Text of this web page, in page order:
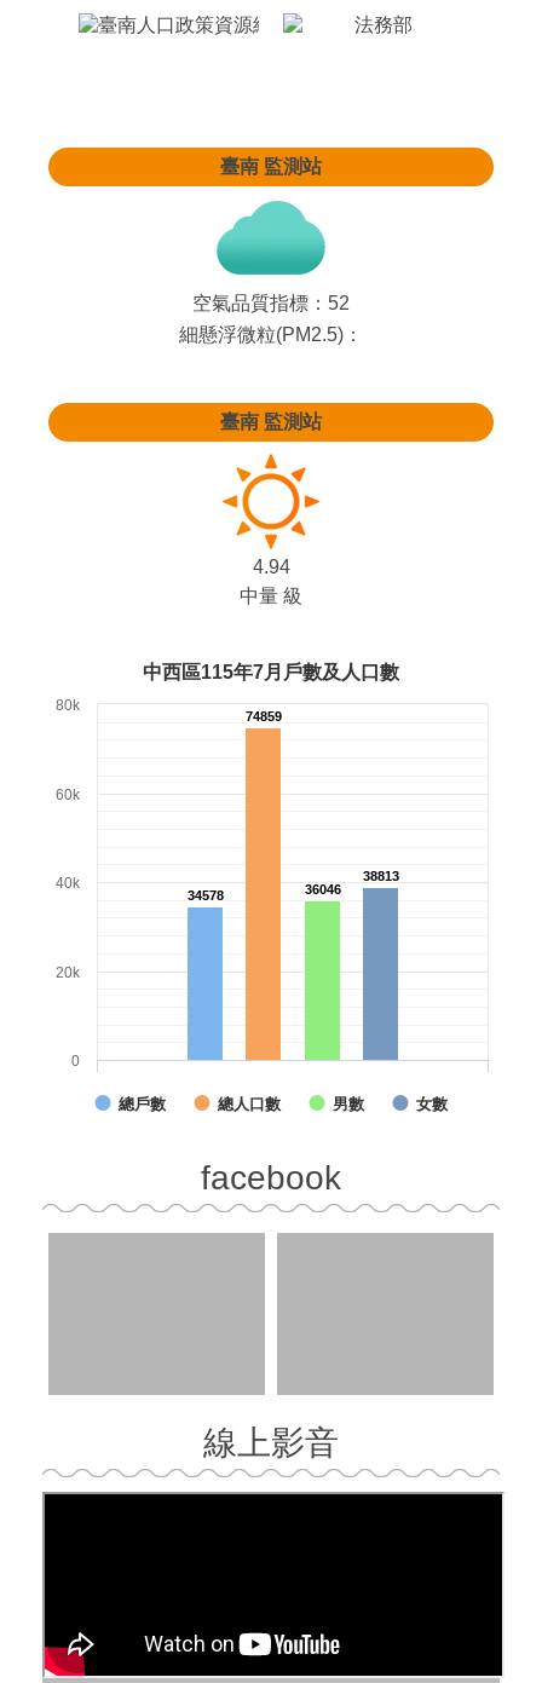
臺南 監測站
空氣品質指標： 52
細懸浮微粒(PM2.5)：
臺南 監測站
4.94
中量 級
中西區115年7月戶數及人口數
34578
34578
74859
74859
36046
36046
38813
38813
總戶數 總人口數 男數 女數
0
20k
40k
60k
80k
facebook
線上影音